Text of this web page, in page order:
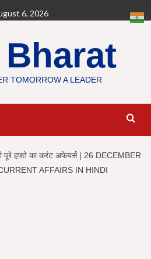
6, 2026
Bharat
TOMORROW A LEADER
पूरे हफ्ते का करंट अफेयर्स | 26 DECEMBER
AFFAIRS IN HINDI